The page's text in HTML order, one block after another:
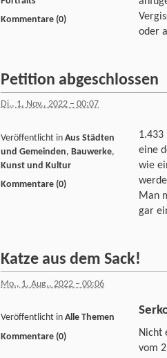
oder
Kommentare (0)
Petition abgeschlossen
Di., 1. Nov.. 2022 – 00:07
1.433
eine
wie
Man
gar
Veröffentlicht in Aus Städten
und Gemeinden, Bauwerke,
Kunst und Kultur
Kommentare (0)
Katze aus dem Sack!
Mo., 1. Aug.. 2022 – 00:06
Nicht
vom
Veröffentlicht in Alle Themen
Kommentare (0)